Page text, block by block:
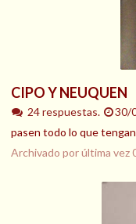
CIPO Y NEUQUEN
24 respuestas.
30/
pasen todo lo que
Archivado por última vez